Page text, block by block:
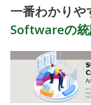
一番わかりや
Softwareの